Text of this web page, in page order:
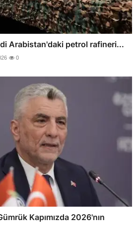
Arabistan'daki petrol rafineri...
0
Kapımızda 2026'nın